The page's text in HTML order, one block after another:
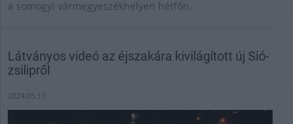
a somogyi vármegyeszékhelyen hétfőn.
Látványos videó az éjszakára kivilágított új Sió-
zsilipről
2024.05.13